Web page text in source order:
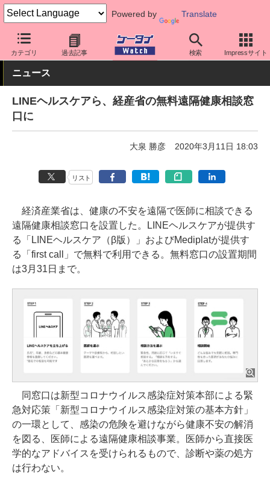
Powered by Translate
カテゴリ 過去記事 検索 Impressサイト
ケータイ Watch アプリ・サービス その他
ニュース
LINEヘルスケアら、経産省の無料遠隔健康相談窓
口に
大泉 勝彦 2020年3月11日 18:03
リスト
経済産業省は、健康の不安を遠隔で医師に相談できる
遠隔健康相談窓口を設置した。LINEヘルスケアが提供す
る「LINEヘルスケア（β版）」およびMediplatが提供す
る「first call」で無料で利用できる。無料窓口の設置期間
は3月31日まで。
同窓口は新型コロナウイルス感染症対策本部による緊
急対応策「新型コロナウイルス感染症対策の基本方針」
の一環として、感染の危険を避けながら健康不安の解消
を図る、医師による遠隔健康相談事業。医師から直接医
学的なアドバイスを受けられるもので、診断や薬の処方
は行わない。